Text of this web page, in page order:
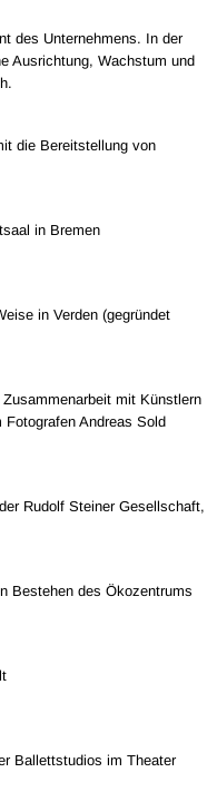
des Unternehmens. In der
Ausrichtung, Wachstum und
die Bereitstellung von
in Bremen
in Verden (gegründet
mit Künstlern
Andreas Sold
Rudolf Steiner Gesellschaft,
Bestehen des Ökozentrums
Ballettstudios im Theater